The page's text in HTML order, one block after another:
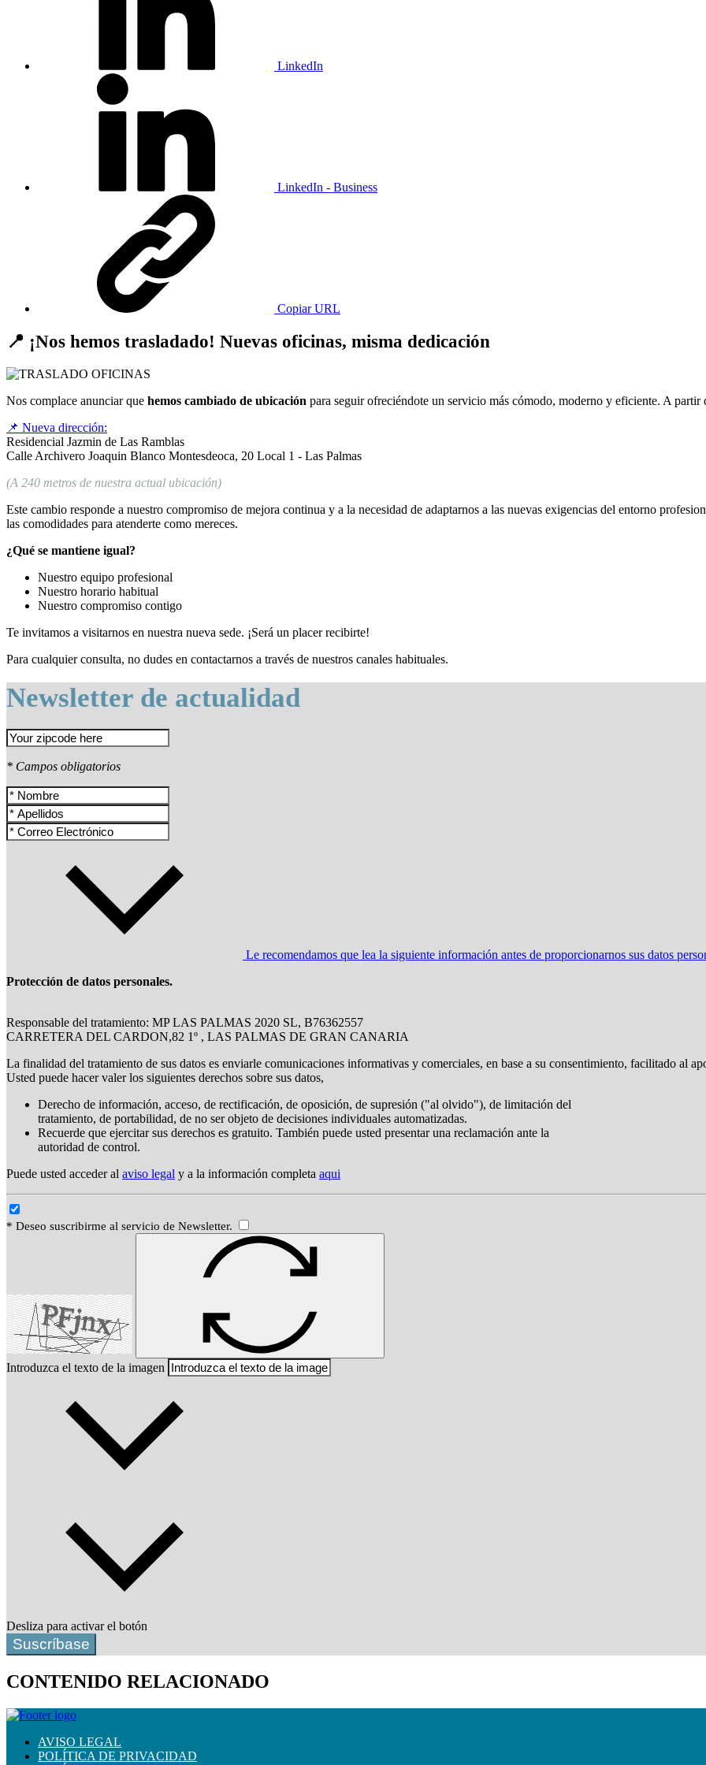
LinkedIn
LinkedIn - Business
Copiar URL
📍 ¡Nos hemos trasladado! Nuevas oficinas, misma dedicación
Nos complace anunciar que hemos cambiado de ubicación para seguir ofreciéndote un servicio más cómodo, moderno y eficiente. A
📌 Nueva dirección:
Residencial Jazmin de Las Ramblas
Calle Archivero Joaquin Blanco Montesdeoca, 20 Local 1 - Las Palmas
(A 240 metros de nuestra actual ubicación)
Este cambio responde a nuestro compromiso de mejora continua y a la necesidad de adaptarnos a las nuevas exigencias del entorno
las comodidades para atenderte como mereces.
¿Qué se mantiene igual?
Nuestro equipo profesional
Nuestro horario habitual
Nuestro compromiso contigo
Te invitamos a visitarnos en nuestra nueva sede. ¡Será un placer recibirte!
Para cualquier consulta, no dudes en contactarnos a través de nuestros canales habituales.
Newsletter de actualidad
* Campos obligatorios
Le recomendamos que lea la siguiente información antes de proporcionarnos sus datos
Protección de datos personales.
Responsable del tratamiento: MP LAS PALMAS 2020 SL, B76362557
CARRETERA DEL CARDON,82 1º , LAS PALMAS DE GRAN CANARIA
La finalidad del tratamiento de sus datos es enviarle comunicaciones informativas y comerciales, en base a su consentimiento, facilitado al
Usted puede hacer valer los siguientes derechos sobre sus datos,
Derecho de información, acceso, de rectificación, de oposición, de supresión ("al olvido"), de limitación del
tratamiento, de portabilidad, de no ser objeto de decisiones individuales automatizadas.
Recuerde que ejercitar sus derechos es gratuito. También puede usted presentar una reclamación ante la
autoridad de control.
Puede usted acceder al aviso legal y a la información completa aqui
* Deseo suscribirme al servicio de Newsletter.
Introduzca el texto de la imagen
Desliza para activar el botón
Suscríbase
CONTENIDO RELACIONADO
AVISO LEGAL
POLÍTICA DE PRIVACIDAD